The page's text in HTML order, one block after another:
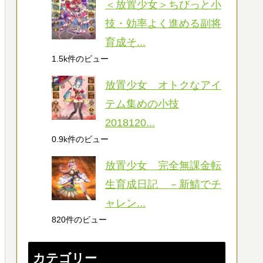
＜放置少女＞ちびっと小
技・効率よく進める副将
育成そ...
1.5k件のビュー
放置少女 オトクなアイ
テム集めの小技
2018120...
0.9k件のビュー
放置少女 完全無課金転
生育成日記 －新鯖でチ
ャレン...
820件のビュー
カテゴリー